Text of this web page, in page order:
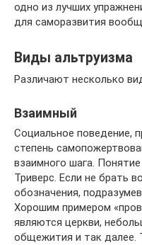
одно из лучших
для саморазвития
Виды альтруизма
Различают несколько
Взаимный
Социальное поведение,
степень
взаимного шага.
Триверс. Если не брать
обозначения,
Хорошим примером
являются церкви,
общежития и так далее.